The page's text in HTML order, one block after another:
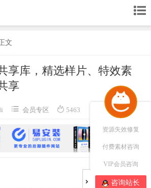
文
享库，精选样片、特效素
享
 会员专区  5463
资源失效修复
付费素材咨询
VIP会员咨询
咨询站长